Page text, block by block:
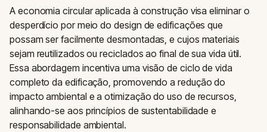
A economia circular aplicada à construção visa eliminar o
desperdício por meio do design de edificações que
possam ser facilmente desmontadas, e cujos materiais
sejam reutilizados ou reciclados ao final de sua vida útil.
Essa abordagem incentiva uma visão de ciclo de vida
completo da edificação, promovendo a redução do
impacto ambiental e a otimização do uso de recursos,
alinhando-se aos princípios de sustentabilidade e
responsabilidade ambiental.